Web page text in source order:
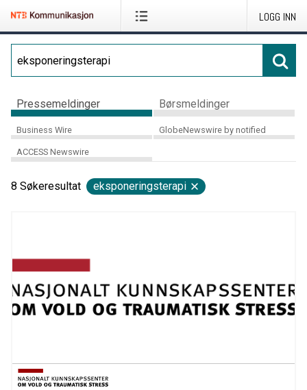
LOGG INN
Pressemeldinger Børsmeldinger
Business Wire GlobeNewswire by notified
ACCESS Newswire
8 Søkeresultat eksponeringsterapi